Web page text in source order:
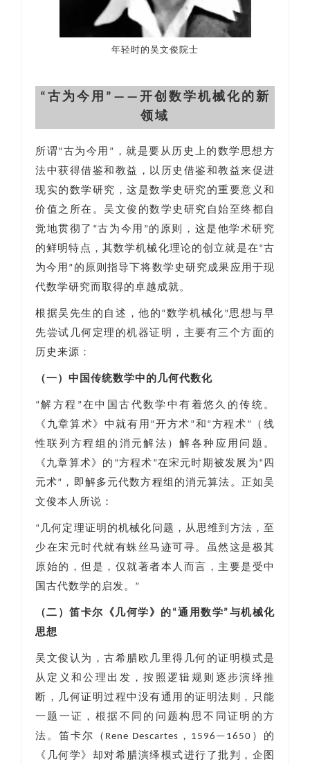
年轻时的吴文俊院士
“古为今用”——开创数学机械化的新
领域
所谓“古为今用”，就是要从历史上的数学思想方
法中获得借鉴和教益，以历史借鉴和教益来促进
现实的数学研究，这是数学史研究的重要意义和
价值之所在。吴文俊的数学史研究自始至终都自
觉地贯彻了“古为今用”的原则，这是他学术研究
的鲜明特点，其数学机械化理论的创立就是在“古
为今用”的原则指导下将数学史研究成果应用于现
代数学研究而取得的卓越成就。
根据吴先生的自述，他的“数学机械化”思想与早
先尝试几何定理的机器证明，主要有三个方面的
历史来源：
（一）中国传统数学中的几何代数化
“解方程”在中国古代数学中有着悠久的传统。
《九章算术》中就有用“开方术”和“方程术”（线
性联列方程组的消元解法）解各种应用问题。
《九章算术》的“方程术”在宋元时期被发展为“四
元术”，即解多元代数方程组的消元算法。正如吴
文俊本人所说：
“几何定理证明的机械化问题，从思维到方法，至
少在宋元时代就有蛛丝马迹可寻。虽然这是极其
原始的，但是，仅就著者本人而言，主要是受中
国古代数学的启发。”
（二）笛卡尔《几何学》的“通用数学”与机械化
思想
吴文俊认为，古希腊欧几里得几何的证明模式是
从定义和公理出发，按照逻辑规则逐步演绎推
断，几何证明过程中没有通用的证明法则，只能
一题一证，根据不同的问题构思不同证明的方
法。笛卡尔（Rene Descartes，1596—1650）的
《几何学》却对希腊演绎模式进行了批判，企图